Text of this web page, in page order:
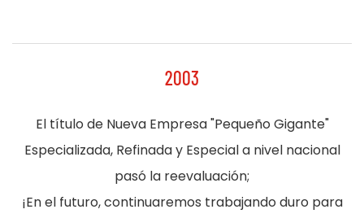
2003
El título de Nueva Empresa "Pequeño Gigante"
Especializada, Refinada y Especial a nivel nacional
pasó la reevaluación;
¡En el futuro, continuaremos trabajando duro para